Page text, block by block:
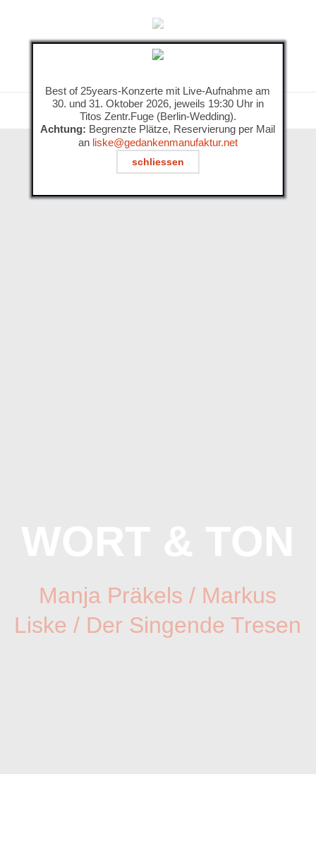
Manja Präkels / Markus
Liske / Der Singende Tresen
Best of 25years-Konzerte mit Live-Aufnahme am
30. und 31. Oktober 2026, jeweils 19:30 Uhr in
Titos Zentr.Fuge (Berlin-Wedding).
Achtung: Begrenzte Plätze, Reservierung per Mail
an liske@gedankenmanufaktur.net